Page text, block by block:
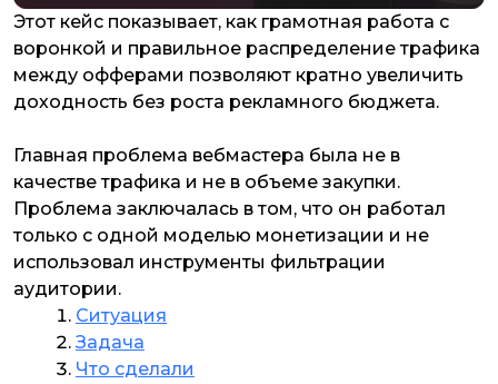
Этот кейс показывает, как грамотная работа с
воронкой и правильное распределение трафика
между офферами позволяют кратно увеличить
доходность без роста рекламного бюджета.
Главная проблема вебмастера была не в
качестве трафика и не в объеме закупки.
Проблема заключалась в том, что он работал
только с одной моделью монетизации и не
использовал инструменты фильтрации
аудитории.
Ситуация
Задача
Что сделали